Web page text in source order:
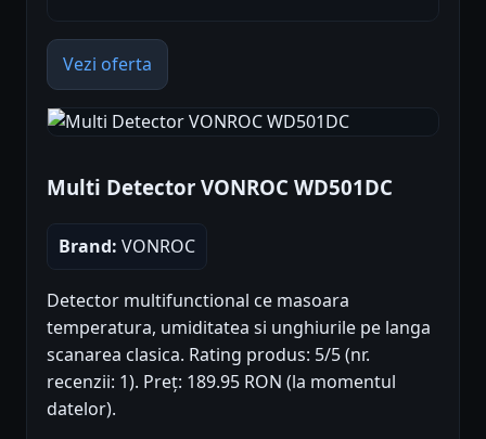
Vezi oferta
Multi Detector VONROC WD501DC
Brand: VONROC
Detector multifunctional ce masoara
temperatura, umiditatea si unghiurile pe langa
scanarea clasica. Rating produs: 5/5 (nr.
recenzii: 1). Preț: 189.95 RON (la momentul
datelor).